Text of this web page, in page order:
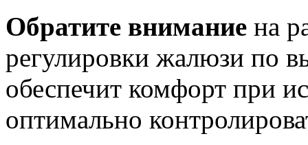
Обратите внимание на
регулировки жалюзи по
обеспечит комфорт при
оптимально